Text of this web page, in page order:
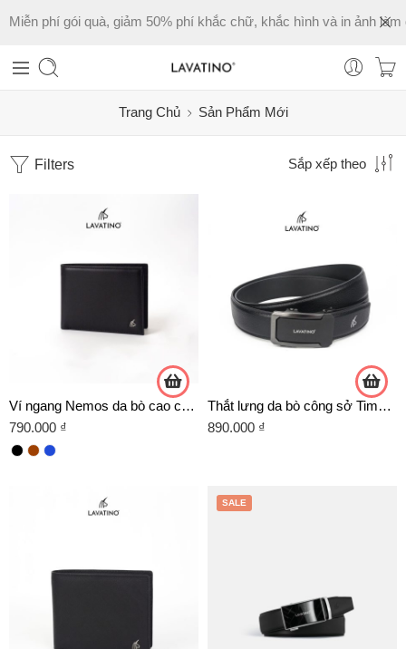
Miễn phí gói quà, giảm 50% phí khắc chữ, khắc hình và in ảnh làm
Trang Chủ Sản Phẩm Mới
Filters Sắp xếp theo
Ví ngang Nemos da bò cao cấp chính hãng Lavatino – WNB57
790.000 ₫
Thắt lưng da bò công sở Timeless T05- D21 cao cấp chính hãng Lavatino
890.000 ₫
SALE